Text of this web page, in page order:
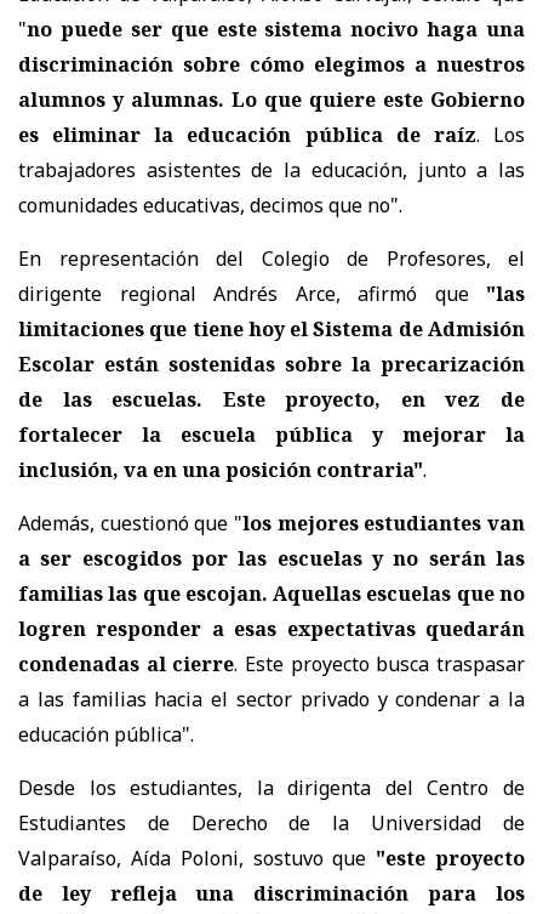
"no puede ser que este sistema nocivo haga una
discriminación sobre cómo elegimos a nuestros
alumnos y alumnas. Lo que quiere este Gobierno
es eliminar la educación pública de raíz. Los
trabajadores asistentes de la educación, junto a las
comunidades educativas, decimos que no".
En representación del Colegio de Profesores, el
dirigente regional Andrés Arce, afirmó que
"las
limitaciones que tiene hoy el Sistema de Admisión
Escolar están sostenidas sobre la precarización
de las escuelas. Este proyecto, en vez de
fortalecer la escuela pública y mejorar la
inclusión, va en una posición contraria".
Además, cuestionó que "los mejores estudiantes van
a ser escogidos por las escuelas y no serán las
familias las que escojan. Aquellas escuelas que no
logren responder a esas expectativas quedarán
condenadas al cierre. Este proyecto busca traspasar
a las familias hacia el sector privado y condenar a la
educación pública".
Desde los estudiantes, la dirigenta del Centro de
Estudiantes de Derecho de la Universidad de
Valparaíso, Aída Poloni, sostuvo que "este proyecto
de ley refleja una discriminación para los